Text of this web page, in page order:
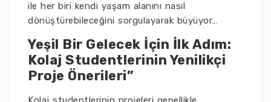
ile her biri kendi yaşam alanını nasıl
dönüştürebileceğini sorgulayarak büyüyor…
Yeşil Bir Gelecek İçin İlk Adım:
Kolaj Studentlerinin Yenilikçi
Proje Önerileri”